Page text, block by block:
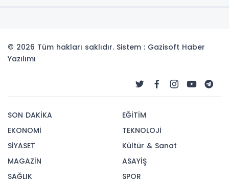
© 2026 Tüm hakları saklıdır. Sistem : Gazisoft Haber
Yazılımı
SON DAKİKA
EKONOMİ
SİYASET
MAGAZİN
SAĞLIK
EĞİTİM
TEKNOLOJİ
Kültür & Sanat
ASAYİŞ
SPOR